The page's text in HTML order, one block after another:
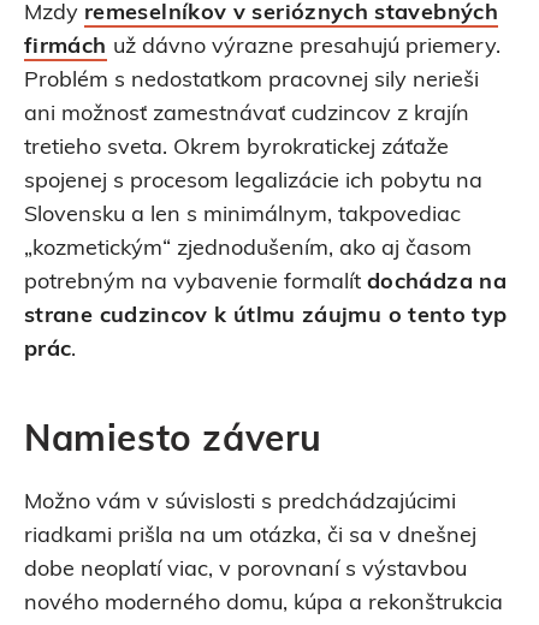
Mzdy remeselníkov v serióznych stavebných
firmách už dávno výrazne presahujú priemery.
Problém s nedostatkom pracovnej sily nerieši
ani možnosť zamestnávať cudzincov z krajín
tretieho sveta. Okrem byrokratickej záťaže
spojenej s procesom legalizácie ich pobytu na
Slovensku a len s minimálnym, takpovediac
„kozmetickým“ zjednodušením, ako aj časom
potrebným na vybavenie formalít dochádza na
strane cudzincov k útlmu záujmu o tento typ
prác.
Namiesto záveru
Možno vám v súvislosti s predchádzajúcimi
riadkami prišla na um otázka, či sa v dnešnej
dobe neoplatí viac, v porovnaní s výstavbou
nového moderného domu, kúpa a rekonštrukcia